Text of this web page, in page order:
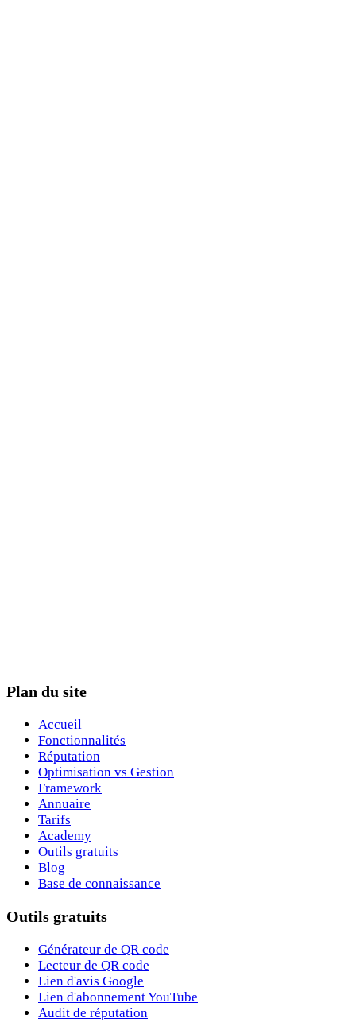
Plan du site
Accueil
Fonctionnalités
Réputation
Optimisation vs Gestion
Framework
Annuaire
Tarifs
Academy
Outils gratuits
Blog
Base de connaissance
Outils gratuits
Générateur de QR code
Lecteur de QR code
Lien d'avis Google
Lien d'abonnement YouTube
Audit de réputation